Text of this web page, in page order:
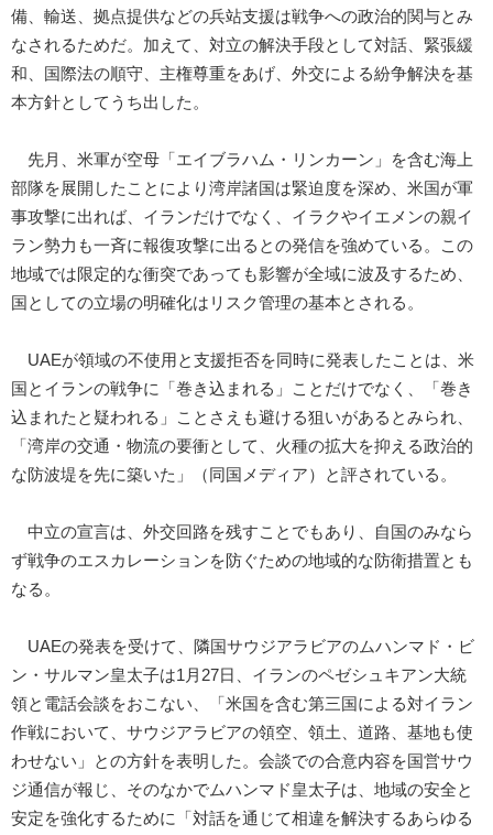
備、輸送、拠点提供などの兵站支援は戦争への政治的関与とみ
なされるためだ。加えて、対立の解決手段として対話、緊張緩
和、国際法の順守、主権尊重をあげ、外交による紛争解決を基
本方針としてうち出した。
先月、米軍が空母「エイブラハム・リンカーン」を含む海上
部隊を展開したことにより湾岸諸国は緊迫度を深め、米国が軍
事攻撃に出れば、イランだけでなく、イラクやイエメンの親イ
ラン勢力も一斉に報復攻撃に出るとの発信を強めている。この
地域では限定的な衝突であっても影響が全域に波及するため、
国としての立場の明確化はリスク管理の基本とされる。
UAEが領域の不使用と支援拒否を同時に発表したことは、米
国とイランの戦争に「巻き込まれる」ことだけでなく、「巻き
込まれたと疑われる」ことさえも避ける狙いがあるとみられ、
「湾岸の交通・物流の要衝として、火種の拡大を抑える政治的
な防波堤を先に築いた」（同国メディア）と評されている。
中立の宣言は、外交回路を残すことでもあり、自国のみなら
ず戦争のエスカレーションを防ぐための地域的な防衛措置とも
なる。
UAEの発表を受けて、隣国サウジアラビアのムハンマド・ビ
ン・サルマン皇太子は1月27日、イランのペゼシュキアン大統
領と電話会談をおこない、「米国を含む第三国による対イラン
作戦において、サウジアラビアの領空、領土、道路、基地も使
わせない」との方針を表明した。会談での合意内容を国営サウ
ジ通信が報じ、そのなかでムハンマド皇太子は、地域の安全と
安定を強化するために「対話を通じて相違を解決するあらゆる